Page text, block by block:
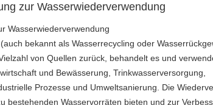
zur Wasserwiederverwendung
Wasserwiederverwendung
bekannt als Wasserrecycling oder
von Quellen zurück, behandelt es und
und Bewässerung, Trinkwasserversorgung,
Prozesse und Umweltsanierung. Die
bestehenden Wasservorräten bieten und zur